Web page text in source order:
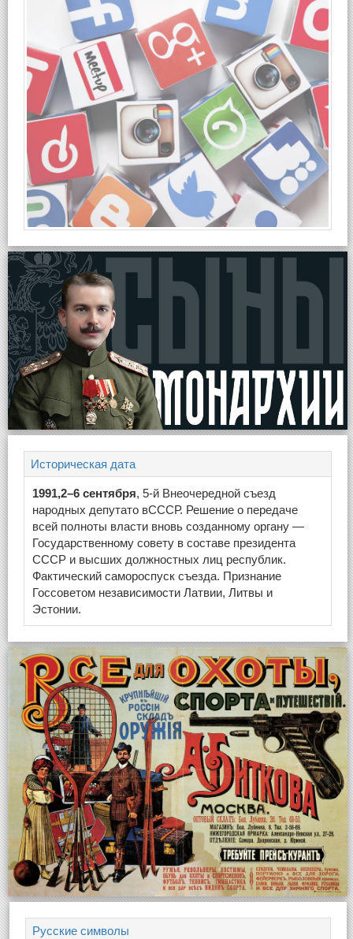
Историческая дата
1991,2–6 сентября, 5-й Внеочередной съезд
народных депутато вСССР. Решение о передаче
всей полноты власти вновь созданному органу —
Государственному совету в составе президента
СССР и высших должностных лиц республик.
Фактический самороспуск съезда. Признание
Госсоветом независимости Латвии, Литвы и
Эстонии.
Русские символы